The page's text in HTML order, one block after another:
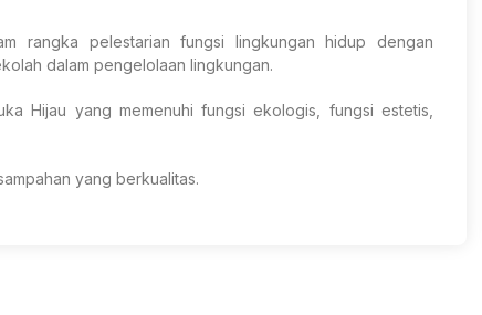
rangka pelestarian fungsi lingkungan hidup dengan
dalam pengelolaan lingkungan.
Hijau yang memenuhi fungsi ekologis, fungsi estetis,
yang berkualitas.